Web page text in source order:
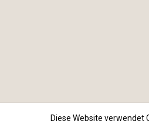
Diese Website verwendet